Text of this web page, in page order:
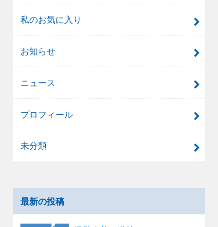
私のお気に入り
お知らせ
ニュース
プロフィール
未分類
最新の投稿